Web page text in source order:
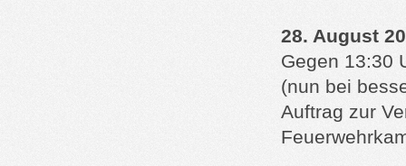
28. August
Gegen 13:30
(nun bei
Auftrag zur